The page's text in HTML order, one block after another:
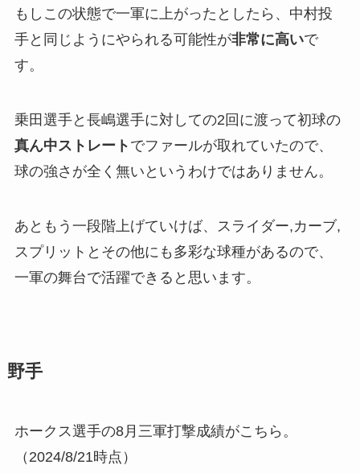
もしこの状態で一軍に上がったとしたら、中村投
手と同じようにやられる可能性が非常に高いで
す。
乗田選手と長嶋選手に対しての2回に渡って初球の
真ん中ストレート でファールが取れていたので、
球の強さが全く無いというわけではありません。
あともう一段階上げていけば、スライダー,カーブ,
スプリットとその他にも多彩な球種があるので、
一軍の舞台で活躍できると思います。
野手
ホークス選手の8月三軍打撃成績がこちら。
（2024/8/21時点）